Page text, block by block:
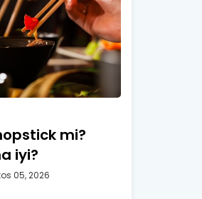
mi?
iyi?
05, 2026